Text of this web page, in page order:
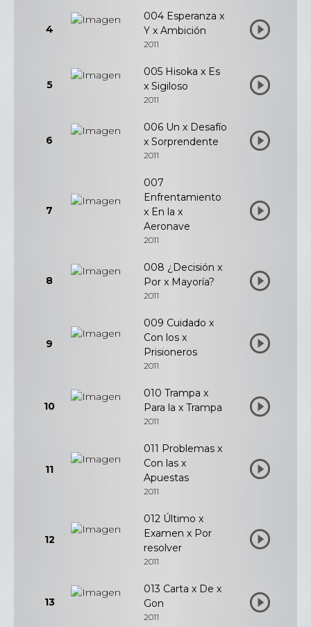
4
004 Esperanza x
Y x Ambición
2011
5
005 Hisoka x Es
x Sigiloso
2011
6
006 Un x Desafío
x Sorprendente
2011
7
007
Enfrentamiento
x En la x
Aeronave
2011
8
008 ¿Decisión x
Por x Mayoría?
2011
9
009 Cuidado x
Con los x
Prisioneros
2011
10
010 Trampa x
Para la x Trampa
2011
11
011 Problemas x
Con las x
Apuestas
2011
12
012 Último x
Examen x Por
resolver
2011
13
013 Carta x De x
Gon
2011